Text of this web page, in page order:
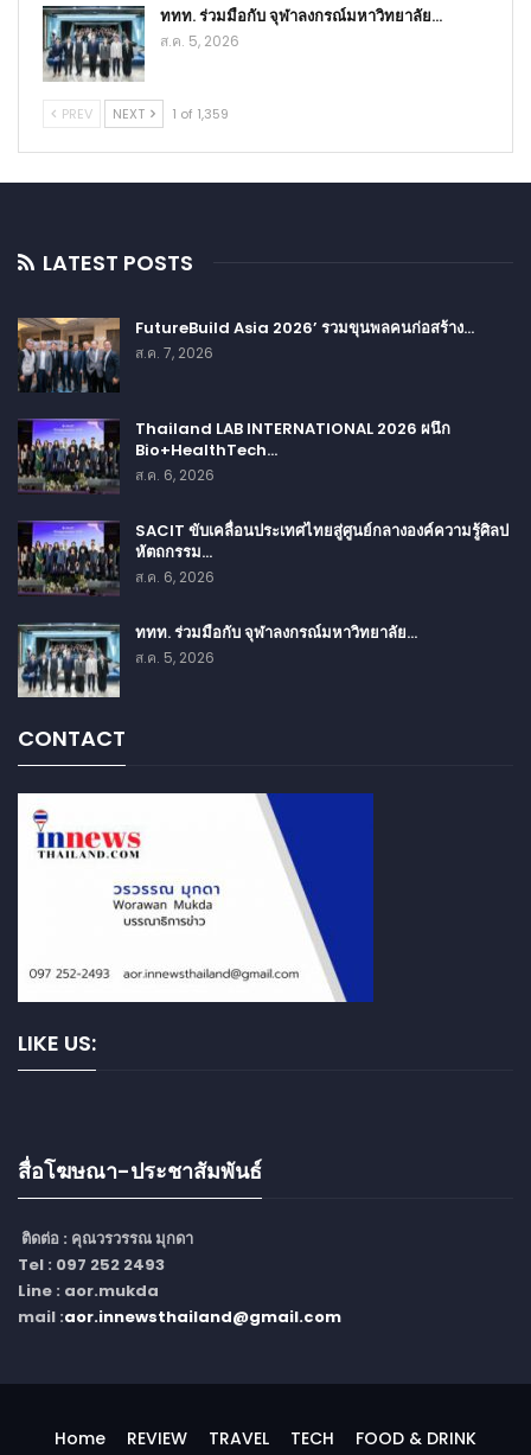
ททท. ร่วมมือกับ จุฬาลงกรณ์มหาวิทยาลัย…
ส.ค. 5, 2026
PREV NEXT 1 of 1,359
LATEST POSTS
FutureBuild Asia 2026’ รวมขุนพลคนก่อสร้าง…
ส.ค. 7, 2026
Thailand LAB INTERNATIONAL 2026 ผนึก
Bio+HealthTech…
ส.ค. 6, 2026
SACIT ขับเคลื่อนประเทศไทยสู่ศูนย์กลางองค์ความรู้ศิลป
หัตถกรรม…
ส.ค. 6, 2026
ททท. ร่วมมือกับ จุฬาลงกรณ์มหาวิทยาลัย…
ส.ค. 5, 2026
CONTACT
LIKE US:
สื่อโฆษณา-ประชาสัมพันธ์
ติดต่อ : คุณวรวรรณ มุกดา
Tel : 097 252 2493
Line : aor.mukda
mail :aor.innewsthailand@gmail.com
Home REVIEW TRAVEL TECH FOOD & DRINK